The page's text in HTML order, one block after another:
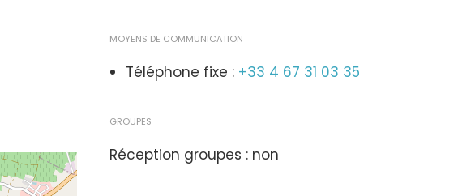
MOYENS DE COMMUNICATION
Téléphone fixe : +33 4 67 31 03 35
GROUPES
Réception groupes : non